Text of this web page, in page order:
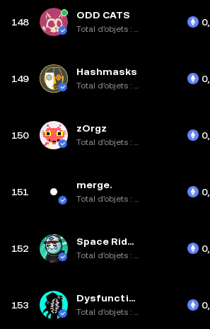
148
ODD CATS
Total d’objets : 3,9K
149
Hashmasks
Total d’objets : 16,4K
150
zOrgz
Total d’objets : 10K
151
merge.
Total d’objets : 28K
152
Space Riders
Total d’objets : 8,9K
153
Dysfunctionals
Total d’objets : 333